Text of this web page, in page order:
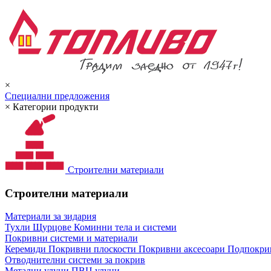
×
Специални предложения
× Категории продукти
Строителни материали
Строителни материали
Материали за зидария
Тухли Щурцове Коминни тела и системи
Покривни системи и материали
Керемиди Покривни плоскости Покривни аксесоари
Отводнителни системи за покрив